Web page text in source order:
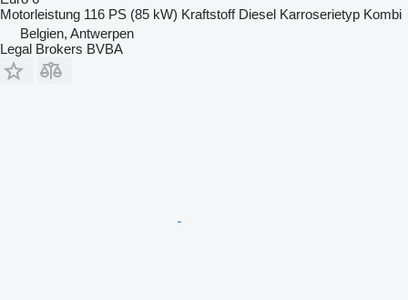
Motorleistung 116 PS (85 kW) Kraftstoff Diesel Karroserietyp Kombi
Belgien, Antwerpen
Legal Brokers BVBA